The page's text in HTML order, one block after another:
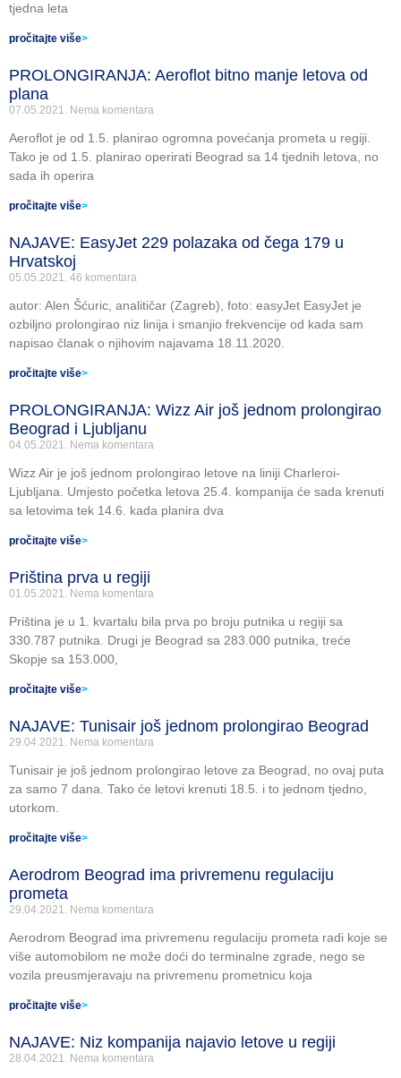
tjedna leta
pročitajte više>
PROLONGIRANJA: Aeroflot bitno manje letova od
plana
07.05.2021. Nema komentara
Aeroflot je od 1.5. planirao ogromna povećanja prometa u regiji.
Tako je od 1.5. planirao operirati Beograd sa 14 tjednih letova, no
sada ih operira
pročitajte više>
NAJAVE: EasyJet 229 polazaka od čega 179 u
Hrvatskoj
05.05.2021. 46 komentara
autor: Alen Šćuric, analitičar (Zagreb), foto: easyJet EasyJet je
ozbiljno prolongirao niz linija i smanjio frekvencije od kada sam
napisao članak o njihovim najavama 18.11.2020.
pročitajte više>
PROLONGIRANJA: Wizz Air još jednom prolongirao
Beograd i Ljubljanu
04.05.2021. Nema komentara
Wizz Air je još jednom prolongirao letove na liniji Charleroi-
Ljubljana. Umjesto početka letova 25.4. kompanija će sada krenuti
sa letovima tek 14.6. kada planira dva
pročitajte više>
Priština prva u regiji
01.05.2021. Nema komentara
Priština je u 1. kvartalu bila prva po broju putnika u regiji sa
330.787 putnika. Drugi je Beograd sa 283.000 putnika, treće
Skopje sa 153.000,
pročitajte više>
NAJAVE: Tunisair još jednom prolongirao Beograd
29.04.2021. Nema komentara
Tunisair je još jednom prolongirao letove za Beograd, no ovaj puta
za samo 7 dana. Tako će letovi krenuti 18.5. i to jednom tjedno,
utorkom.
pročitajte više>
Aerodrom Beograd ima privremenu regulaciju
prometa
29.04.2021. Nema komentara
Aerodrom Beograd ima privremenu regulaciju prometa radi koje se
više automobilom ne može doći do terminalne zgrade, nego se
vozila preusmjeravaju na privremenu prometnicu koja
pročitajte više>
NAJAVE: Niz kompanija najavio letove u regiji
28.04.2021. Nema komentara